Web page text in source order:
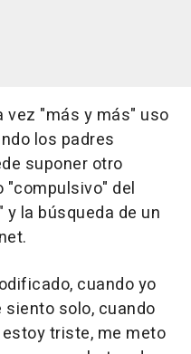
vez "más y más" uso
los padres
suponer otro
"compulsivo" del
la búsqueda de un
cuando yo
solo, cuando
triste, me meto